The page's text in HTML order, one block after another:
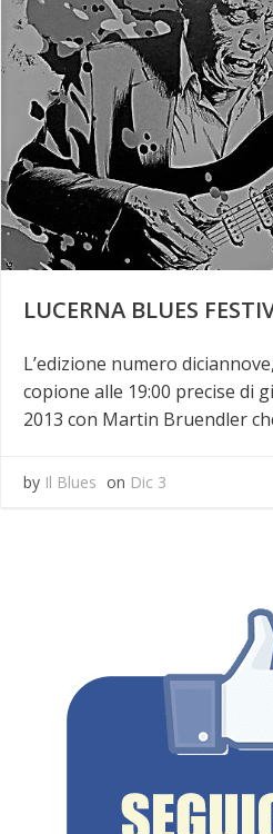
LUCERNA BLUES
L’edizione numero
copione alle 19:00 precise di
2013 con Martin Bruendler
by Il Blues on Dic 3